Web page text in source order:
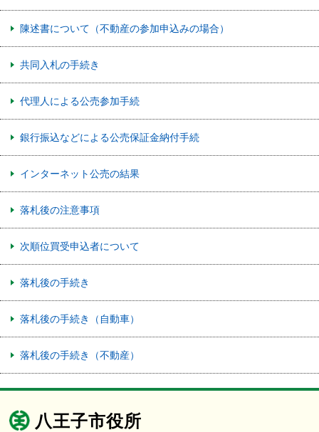
陳述書について（不動産の参加申込みの場合）
共同入札の手続き
代理人による公売参加手続
銀行振込などによる公売保証金納付手続
インターネット公売の結果
落札後の注意事項
次順位買受申込者について
落札後の手続き
落札後の手続き（自動車）
落札後の手続き（不動産）
八王子市役所